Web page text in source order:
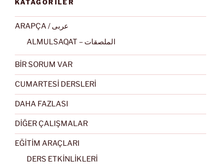
KATAGORİLER
ARAPÇA / عربى
ALMULSAQAT – الملصقات
BİR SORUM VAR
CUMARTESİ DERSLERİ
DAHA FAZLASI
DİĞER ÇALIŞMALAR
EĞİTİM ARAÇLARI
DERS ETKİNLİKLERİ